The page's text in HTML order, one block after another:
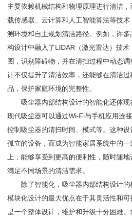
主要依赖机械结构和物理原理进行清洁
载传感器、云计算和人工智能算法等技
测环境和自主规划清洁路径。例如，许
构设计中融入了LIDAR（激光雷达）技
图，识别障碍物，并在清扫过程中动态
计不仅提升了清洁效率，还能够在清洁
品，保护家庭环境的完整性。
吸尘器内部结构设计的智能化还体现
现代吸尘器可以通过Wi-Fi与手机应用连
控制吸尘器的清扫时间、模式等。这种
孤立的设备，而成为智能家居系统中的
上，能够享受到更高的便利性，随时随
满足不同场景的清洁需求。
除了智能化，吸尘器内部结构设计的
模块化设计的最大优点在于其灵活性和
是一个整体设计，维护和升级十分困难